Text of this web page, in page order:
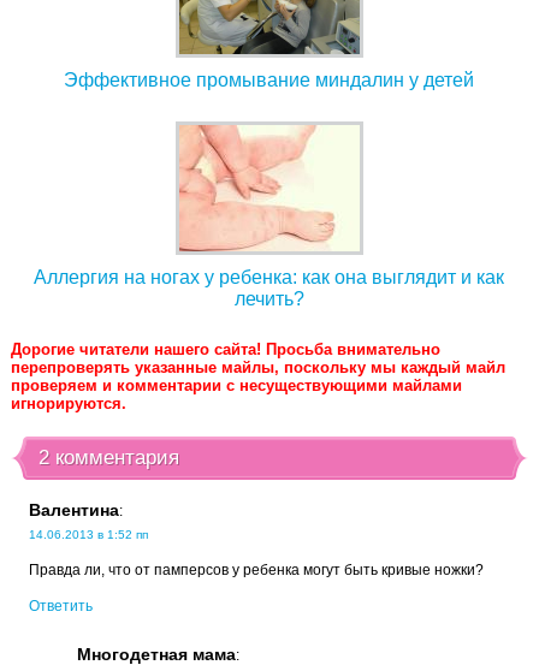
Эффективное промывание миндалин у детей
Аллергия на ногах у ребенка: как она выглядит и как
лечить?
Дорогие читатели нашего сайта! Просьба внимательно
перепроверять указанные майлы, поскольку мы каждый майл
проверяем и комментарии с несуществующими майлами
игнорируются.
2 комментария
Валентина:
14.06.2013 в 1:52 пп
Правда ли, что от памперсов у ребенка могут быть кривые ножки?
Ответить
Многодетная мама: